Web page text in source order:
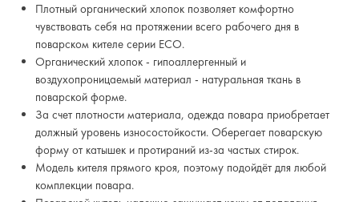
Плотный органический хлопок позволяет комфортно
чувствовать себя на протяжении всего рабочего дня в
поварском кителе серии ECO.
Органический хлопок - гипоаллергенный и
воздухопроницаемый материал - натуральная ткань в
поварской форме.
За счет плотности материала, одежда повара приобретает
должный уровень износостойкости. Оберегает поварскую
форму от катышек и протираний из-за частых стирок.
Модель кителя прямого кроя, поэтому подойдёт для любой
комплекции повара.